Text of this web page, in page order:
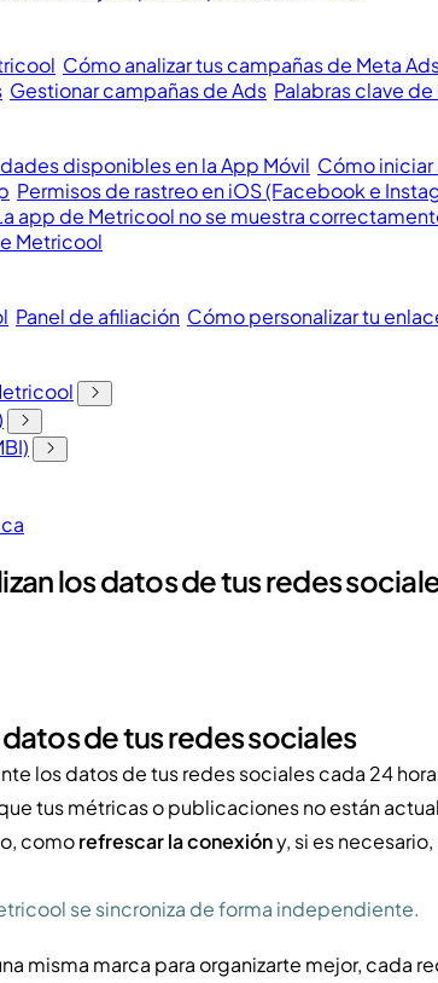
Cómo analizar tus campañas de Meta
Gestionar campañas de Ads Palabras clave
disponibles en la App Móvil Cómo
Permisos de rastreo en iOS (Facebook e
app de Metricool no se muestra
Metricool
Panel de afiliación Cómo personalizar tu
los datos de tus redes
de tus redes sociales
los datos de tus redes sociales cada 24
tus métricas o publicaciones no están
comorefrescar la conexióny, si es necesario,
se sincroniza de forma independiente.
misma marca para organizarte mejor, cada